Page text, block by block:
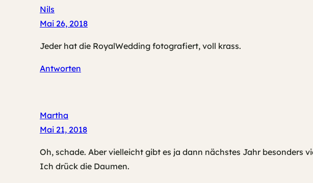
Nils
Mai 26, 2018
Jeder hat die RoyalWedding fotografiert, voll krass.
Antworten
Martha
Mai 21, 2018
Oh, schade. Aber vielleicht gibt es ja dann nächstes Jahr besonders
Ich drück die Daumen.